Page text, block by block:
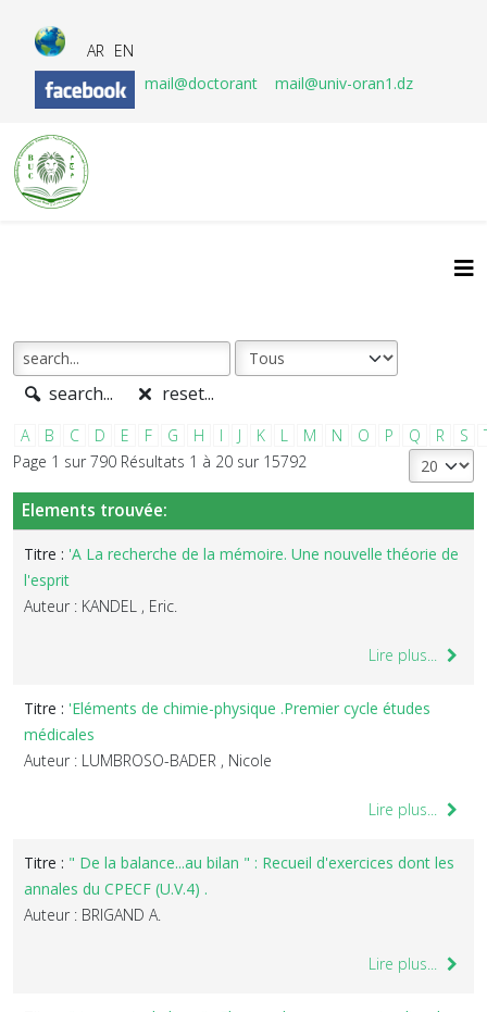
AR EN
mail@doctorant
mail@univ-oran1.dz
search... reset...
A B C D E F G H I J K L M N O P Q R S
Page 1 sur 790 Résultats 1 à 20 sur 15792
Elements trouvée:
Titre : 'A La recherche de la mémoire. Une nouvelle théorie de
l'esprit
Auteur : KANDEL , Eric.
Lire plus...
Titre : 'Eléments de chimie-physique .Premier cycle études
médicales
Auteur : LUMBROSO-BADER , Nicole
Lire plus...
Titre : " De la balance...au bilan " : Recueil d'exercices dont les
annales du CPECF (U.V.4) .
Auteur : BRIGAND A.
Lire plus...